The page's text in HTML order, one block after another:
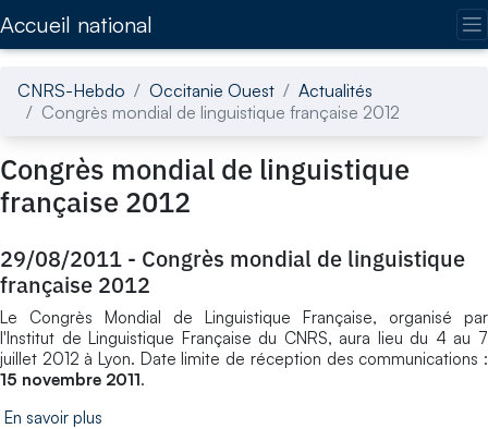
Accueil national
CNRS-Hebdo Occitanie Ouest
Actualités
Congrès mondial de linguistique française 2012
Congrès mondial de linguistique
française 2012
29/08/2011 - Congrès mondial de linguistique
française 2012
Le Congrès Mondial de Linguistique Française, organisé par
l'Institut de Linguistique Française du CNRS, aura lieu du 4 au 7
juillet 2012 à Lyon. Date limite de réception des communications :
15 novembre 2011.
En savoir plus